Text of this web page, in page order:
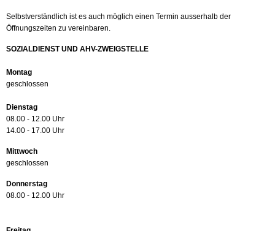
Selbstverständlich ist es auch möglich einen Termin ausserhalb der
Öffnungszeiten zu vereinbaren.
SOZIALDIENST UND AHV-ZWEIGSTELLE
Montag
geschlossen
Dienstag
08.00 - 12.00 Uhr
14.00 - 17.00 Uhr
Mittwoch
geschlossen
Donnerstag
08.00 - 12.00 Uhr